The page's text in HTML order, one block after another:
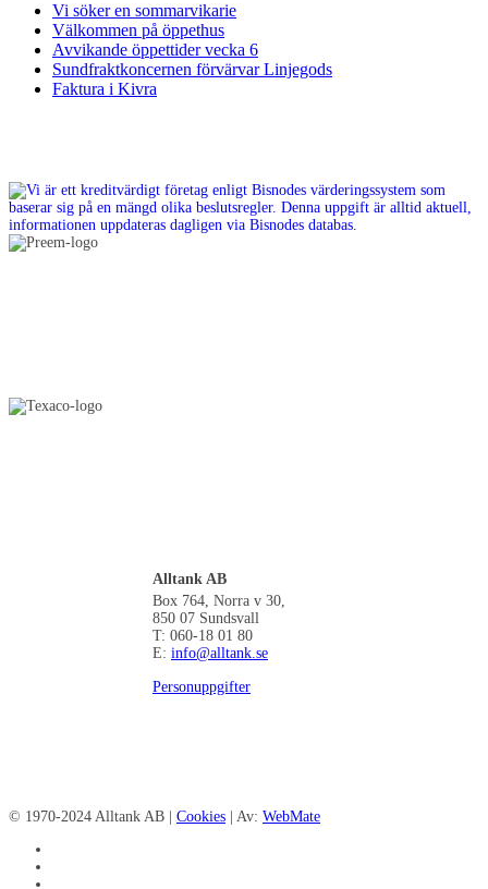
Vi söker en sommarvikarie
Välkommen på öppethus
Avvikande öppettider vecka 6
Sundfraktkoncernen förvärvar Linjegods
Faktura i Kivra
Alltank AB
Box 764, Norra v 30,
850 07 Sundsvall
T: 060-18 01 80
E: info@alltank.se
Personuppgifter
© 1970-2024 Alltank AB | Cookies | Av: WebMate